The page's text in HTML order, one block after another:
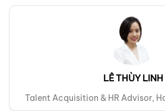
LÊ THÙY LINH
Talent Acquisition & HR Advisor,